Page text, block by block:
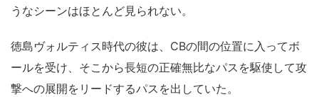
うなシーンはほとんど見られない。
徳島ヴォルティス時代の彼は、CBの間の位置に入ってボ
ールを受け、そこから長短の正確無比なパスを駆使して攻
撃への展開をリードするパスを出していた。